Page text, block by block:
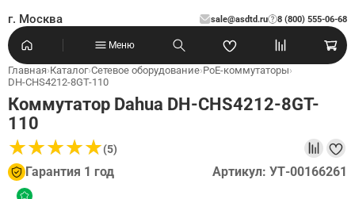
г. Москва sale@asdtd.ru 8 (800) 555-06-68
?
Меню
Главная›Каталог›Сетевое оборудование›PoE-коммутаторы›
DH-CHS4212-8GT-110
Коммутатор Dahua DH-CHS4212-8GT-
110
★★★★★
★★★★★(5)
Гарантия 1 год Артикул: УТ-00166261